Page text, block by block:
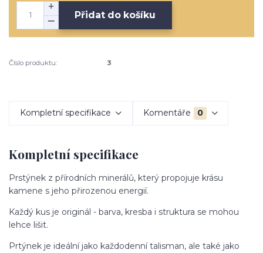
Přidat do košíku
Číslo produktu: 3
Kompletní specifikace Komentáře 0
Kompletní specifikace
Prstýnek z přírodních minerálů, který propojuje krásu
kamene s jeho přirozenou energií.
Každý kus je originál - barva, kresba i struktura se mohou
lehce lišit.
Prtýnek je ideální jako každodenní talisman, ale také jako